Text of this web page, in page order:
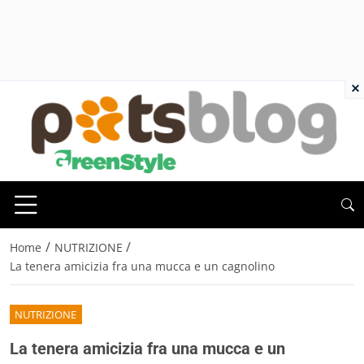
Home / NUTRIZIONE /
La tenera amicizia fra una mucca e un cagnolino
NUTRIZIONE
La tenera amicizia fra una mucca e un
×